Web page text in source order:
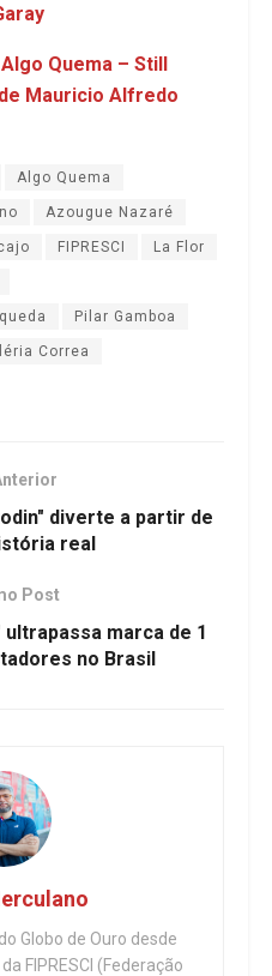
Quema – Still
Mauricio Alfredo
Algo Quema
Azougue Nazaré
FIPRESCI La Flor
Pilar Gamboa
Correa
diverte a partir de
real
Post
marca de 1
no Brasil
Globo de Ouro desde
FIPRESCI (Federação